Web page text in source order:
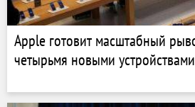
Apple готовит масштабный
четырьмя новыми